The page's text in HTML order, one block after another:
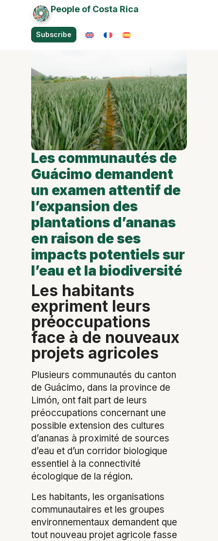
People of Costa Rica
Subscribe
Les communautés de
Guácimo demandent
un examen attentif de
l’expansion des
plantations d’ananas
en raison de ses
impacts potentiels sur
l’eau et la biodiversité
Les habitants
expriment leurs
préoccupations
face à de nouveaux
projets agricoles
Plusieurs communautés du canton
de Guácimo, dans la province de
Limón, ont fait part de leurs
préoccupations concernant une
possible extension des cultures
d’ananas à proximité de sources
d’eau et d’un corridor biologique
essentiel à la connectivité
écologique de la région.
Les habitants, les organisations
communautaires et les groupes
environnementaux demandent que
tout nouveau projet agricole fasse